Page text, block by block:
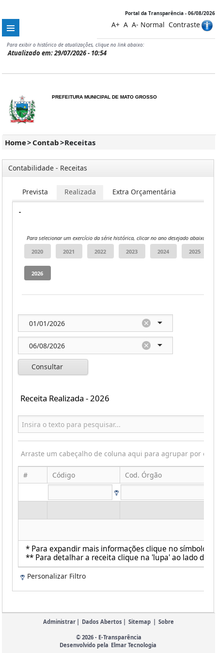
Portal da Transparência - 06/08/2026
A+ A A- Normal Contraste
Para exibir o histórico de atualizações, clique no link abaixo:
Atualizado em: 29/07/2026 - 10:54
PREFEITURA MUNICIPAL DE MATO GROSSO
Home> Contab>Receitas
Contabilidade - Receitas
Prevista Realizada Extra Orçamentária
-
Para selecionar um exercício da série histórica, clicar no ano desejado abaixo:
Consultar
Receita Realizada - 2026
Arraste um cabeçalho de coluna aqui para agrupar por
* Para expandir mais informações clique no símbolo
** Para detalhar a receita clique na 'lupa' ao lado de
# Código Cod. Órgão
Personalizar Filtro
Administrar Dados Abertos Sitemap Sobre
© 2026 - E-Transparência
Desenvolvido pela Elmar Tecnologia